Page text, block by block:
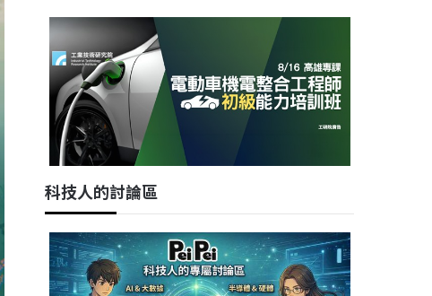
科技人的討論區